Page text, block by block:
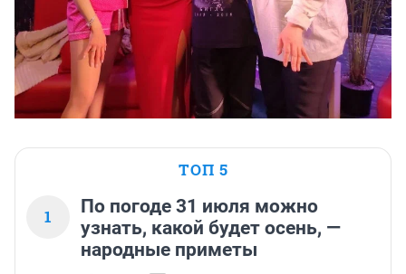
ТОП 5
1
По погоде 31 июля можно
узнать, какой будет осень, —
народные приметы